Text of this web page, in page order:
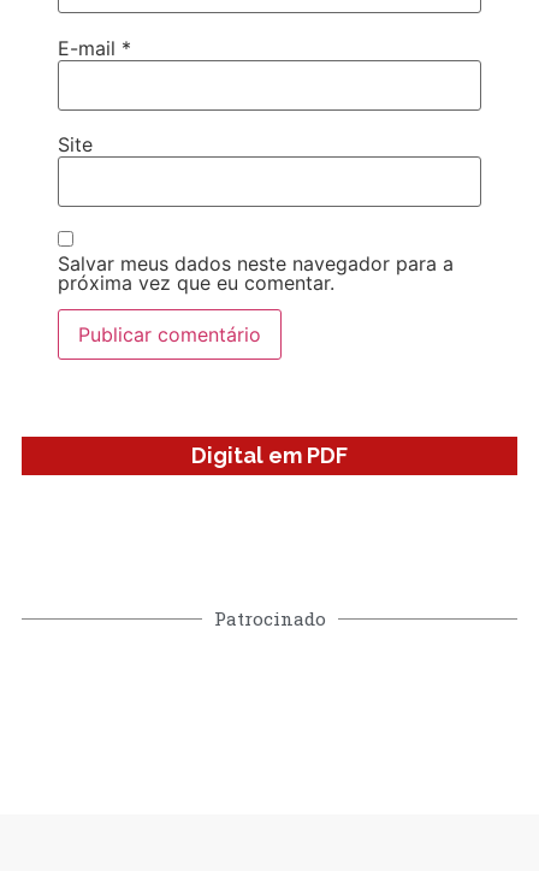
E-mail *
Site
Salvar meus dados neste navegador para a
próxima vez que eu comentar.
Digital em PDF
Patrocinado